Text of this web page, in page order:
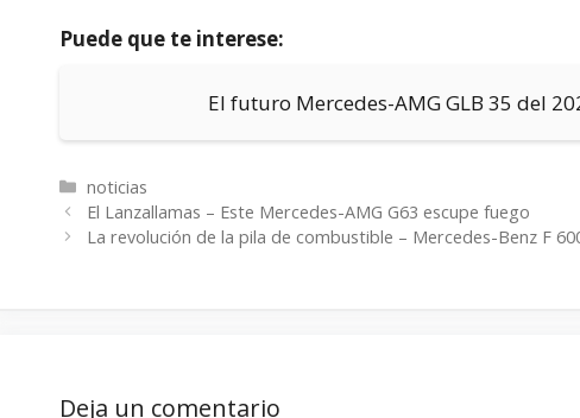
Puede que te interese:
El futuro Mercedes-AMG GLB 35 del
Categorías
noticias
El Lanzallamas – Este Mercedes-AMG G63 escupe fuego
La revolución de la pila de combustible – Mercedes-Benz F
Deja un comentario